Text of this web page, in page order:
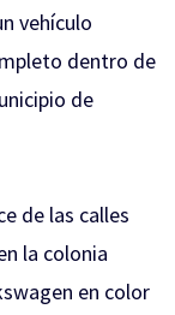
vehículo
dentro de
de
de las calles
la colonia
en color